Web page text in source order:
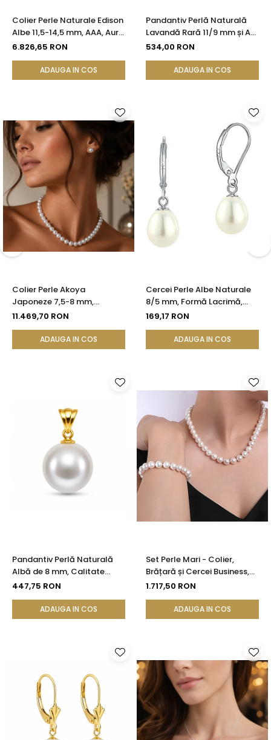
Colier Perle Naturale Edison
Albe 11,5-14,5 mm, AAA, Aur
Galben 14K | KASKADDA®
6.826,65 RON
ADAUGA IN COS
Pandantiv Perlă Naturală
Lavandă Rară 11/9 mm și Aur
Galben 14K (aur 585) |
534,00 RON
ADAUGA IN COS
Colier Perle Akoya
Japoneze 7,5-8 mm,
Calitate AAA, Închizătoare
11.469,70 RON
ADAUGA IN COS
Cercei Perle Albe Naturale
8/5 mm, Formă Lacrimă,
Tortiță Închisă, Argint 925 |
169,17 RON
ADAUGA IN COS
Pandantiv Perlă Naturală
Albă de 8 mm, Calitate
AAA+ și Aur 14K (aur 585) |
447,75 RON
ADAUGA IN COS
Set Perle Mari - Colier,
Brățară și Cercei Business,
Argint 925, Perle Naturale
KASKADDA®
1.717,50 RON
ADAUGA IN COS